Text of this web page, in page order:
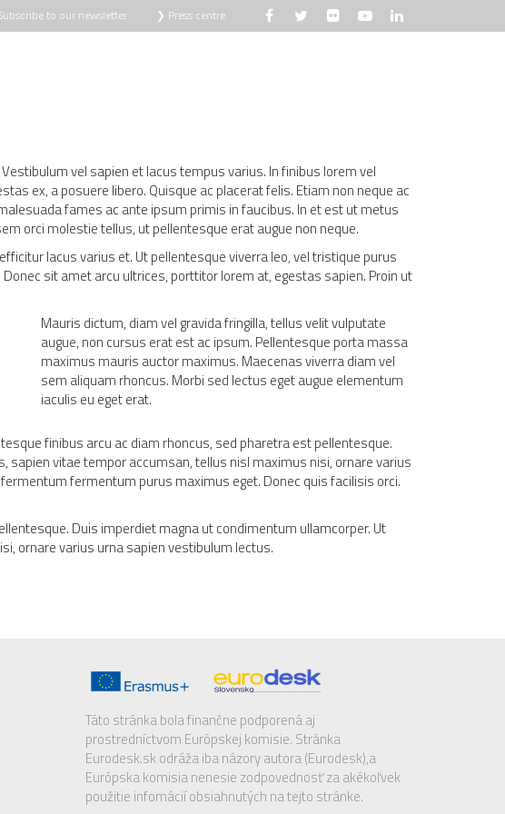
to our newsletter ❯ Press centre
vel sapien et lacus tempus varius. In finibus lorem vel
ex, a posuere libero. Quisque ac placerat felis. Etiam non neque ac
fames ac ante ipsum primis in faucibus. In et est ut metus
orci molestie tellus, ut pellentesque erat augue non neque.
lacus varius et. Ut pellentesque viverra leo, vel tristique purus
sit amet arcu ultrices, porttitor lorem at, egestas sapien. Proin ut
Mauris dictum, diam vel gravida fringilla, tellus velit vulputate
augue, non cursus erat est ac ipsum. Pellentesque porta massa
maximus mauris auctor maximus. Maecenas viverra diam vel
sem aliquam rhoncus. Morbi sed lectus eget augue elementum
iaculis eu eget erat.
finibus arcu ac diam rhoncus, sed pharetra est pellentesque.
vitae tempor accumsan, tellus nisl maximus nisi, ornare varius
fermentum purus maximus eget. Donec quis facilisis orci.
Duis imperdiet magna ut condimentum ullamcorper. Ut
ornare varius urna sapien vestibulum lectus.
Táto stránka bola finančne podporená aj
prostredníctvom Európskej komisie. Stránka
Eurodesk.sk odráža iba názory autora (Eurodesk),a
Európska komisia nenesie zodpovednosť za akékoľvek
použitie infomácií obsiahnutých na tejto stránke.